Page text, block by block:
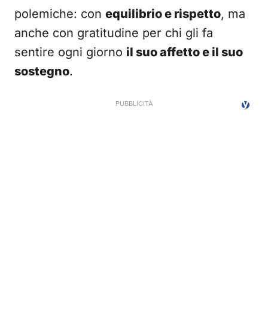
polemiche: con equilibrio e rispetto, ma
anche con gratitudine per chi gli fa
sentire ogni giorno il suo affetto e il suo
sostegno.